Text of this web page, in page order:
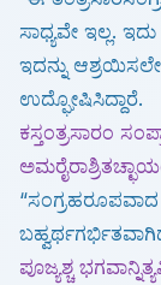
ಸಾಧ್ಯವೇ ಇಲ್ಲ. ಇದು
ಇದನ್ನು
ಉದ್ಘೋಷಿಸಿದ್ದಾರೆ.
ಕಸ್ತಂತ್ರಸಾರಂ
ಪೂಜ್ಯಶ್ಚ